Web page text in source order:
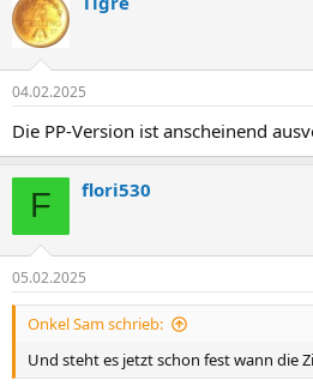
t
i
e
:
04.02.2025
Die PP-Version ist anscheinend
F flori530
05.02.2025
Onkel Sam schrieb:
Und steht es jetzt schon fest wann die